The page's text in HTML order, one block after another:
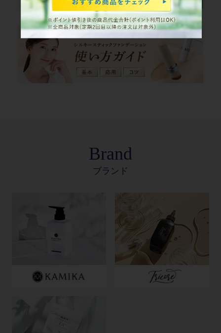
Brand
ブランド